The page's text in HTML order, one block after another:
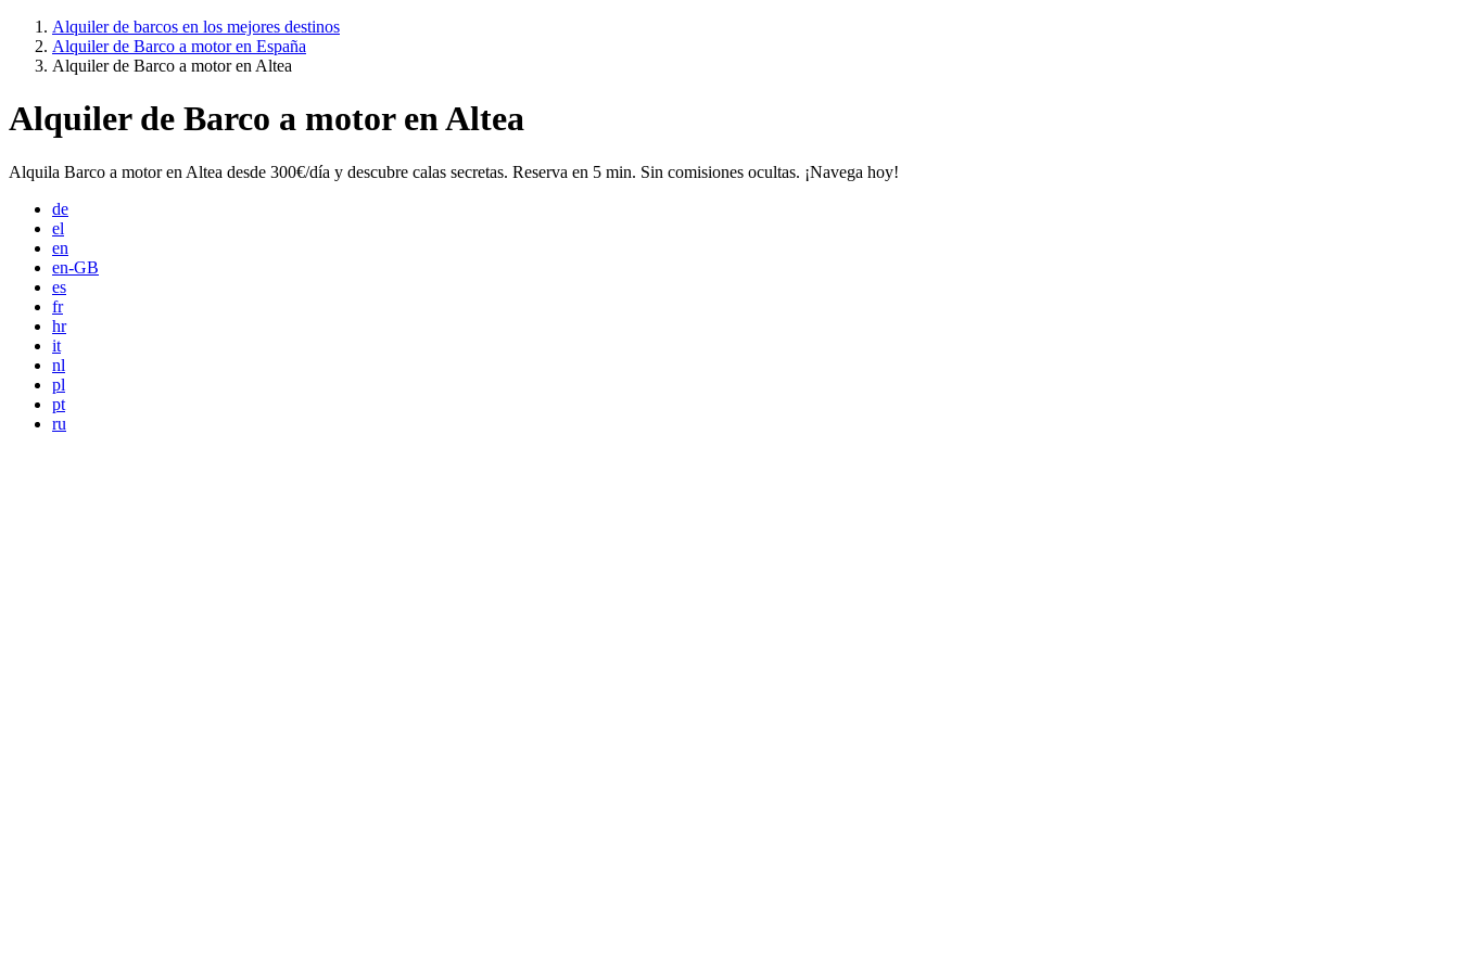
Alquiler de barcos en los mejores destinos
Alquiler de Barco a motor en España
Alquiler de Barco a motor en Altea
Alquiler de Barco a motor en Altea
Alquila Barco a motor en Altea desde 300€/día y descubre calas secretas. Reserva en 5 min. Sin comisiones ocultas. ¡Navega hoy!
de
el
en
en-GB
es
fr
hr
it
nl
pl
pt
ru